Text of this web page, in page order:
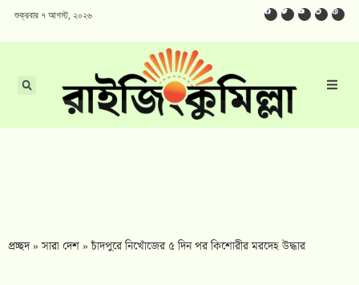
শুক্রবার ৭ আগস্ট, ২০২৬
প্রচ্ছদ»সারা দেশ»চাঁদপুরে নিখোঁজের ৫ দিন পর কিশোরীর মরদেহ উদ্ধার